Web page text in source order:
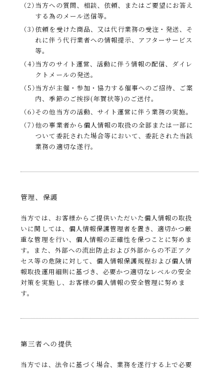
（2）当方への質問、相談、依頼、またはご要望にお答え
する為のメール送信等。
（3）依頼を受けた商品、又は代行業務の受注・発送、そ
れに伴う代行業者への情報提示、アフターサービス
等。
（4）当方のサイト運営、活動に伴う情報の配信、ダイレ
クトメールの発送。
（5）当方が主催・参加・協力する催事へのご招待、ご案
内、季節のご挨拶(年賀状等)のご送付。
（6）その他当方の活動、サイト運営に伴う業務の実施。
（7）他の事業者から個人情報の取扱の全部または一部に
ついて委託された場合等において、委託された当該
業務の適切な遂行。
管理、保護
当方では、お客様からご提供いただいた個人情報の取扱
いに関しては、個人情報保護管理者を置き、適切かつ厳
重な管理を行い、個人情報の正確性を保つことに努めま
す。また、外部への流出防止および外部からの不正アク
セス等の危険に対して、個人情報保護規程および個人情
報取扱運用細則に基づき、必要かつ適切なレベルの安全
対策を実施し、お客様の個人情報の安全管理に努めま
す。
第三者への提供
当方では、法令に基づく場合、業務を遂行する上で必要